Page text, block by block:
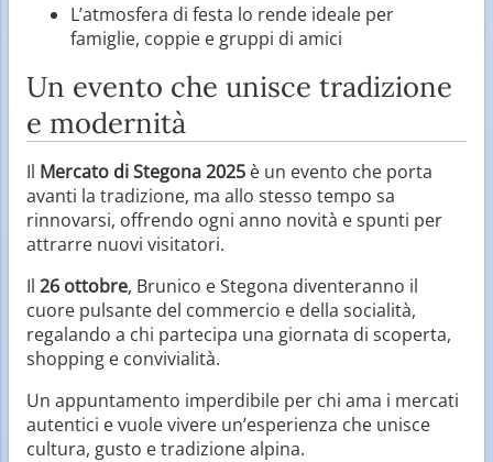
L’atmosfera di festa lo rende ideale per
famiglie, coppie e gruppi di amici
Un evento che unisce tradizione
e modernità
Il Mercato di Stegona 2025 è un evento che porta
avanti la tradizione, ma allo stesso tempo sa
rinnovarsi, offrendo ogni anno novità e spunti per
attrarre nuovi visitatori.
Il 26 ottobre, Brunico e Stegona diventeranno il
cuore pulsante del commercio e della socialità,
regalando a chi partecipa una giornata di scoperta,
shopping e convivialità.
Un appuntamento imperdibile per chi ama i mercati
autentici e vuole vivere un’esperienza che unisce
cultura, gusto e tradizione alpina.